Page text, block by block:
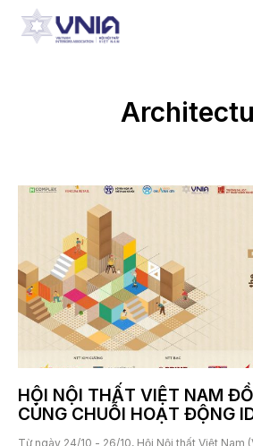
HỘI NỘI THẤT VIỆT NAM
CÙNG CHUỖI HOẠT ĐỘNG
Từ ngày 24/10 - 26/10, Hội Nội thất Việt Nam